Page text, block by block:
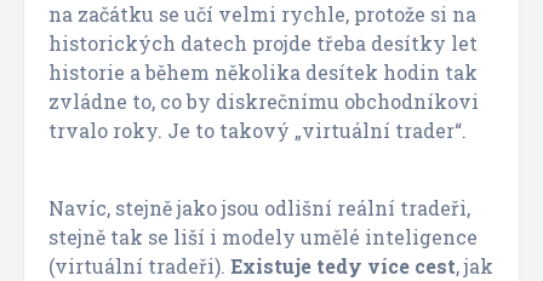
na začátku se učí velmi rychle, protože si na
historických datech projde třeba desítky let
historie a během několika desítek hodin tak
zvládne to, co by diskrečnímu obchodníkovi
trvalo roky. Je to takový „virtuální trader“.
Navíc, stejně jako jsou odlišní reální tradeři,
stejně tak se liší i modely umělé inteligence
(virtuální tradeři). Existuje tedy více cest, jak